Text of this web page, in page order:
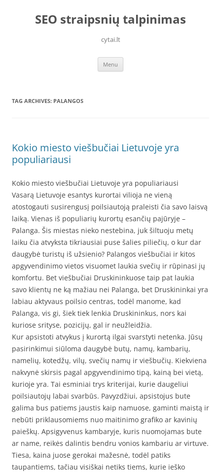
contentSEO straipsnių talpinimas
cytai.lt
Menu
TAG ARCHIVES: PALANGOS
Kokio miesto viešbučiai Lietuvoje yra
populiariausi
Kokio miesto viešbučiai Lietuvoje yra populiariausi
Vasarą Lietuvoje esantys kurortai vilioja ne vieną
atostogauti susirengusį poilsiautoją praleisti čia savo laisvą
laiką. Vienas iš populiarių kurortų esančių pajūryje –
Palanga. Šis miestas nieko nestebina, juk šiltuoju metų
laiku čia atvyksta tikriausiai puse šalies piliečių, o kur dar
daugybė turistų iš užsienio? Palangos viešbučiai ir kitos
apgyvendinimo vietos visuomet laukia svečių ir rūpinasi jų
komfortu. Bet viešbučiai Druskininkuose taip pat laukia
savo klientų ne ką mažiau nei Palanga, bet Druskininkai yra
labiau aktyvaus poilsio centras, todėl manome, kad
Palanga, vis gi, šiek tiek lenkia Druskininkus, nors kai
kuriose srityse, pozicijų, gal ir neužleidžia.
Kur apsistoti atvykus į kurortą ilgai svarstyti netenka. Jūsų
pasirinkimui siūloma daugybė butų, namų, kambarių,
namelių, kotedžų, vilų, svečių namų ir viešbučių. Kiekviena
nakvynė skirsis pagal apgyvendinimo tipą, kainą bei vietą,
kurioje yra. Tai esminiai trys kriterijai, kurie daugeliui
poilsiautojų labai svarbūs. Pavyzdžiui, apsistojus bute
galima bus patiems jaustis kaip namuose, gaminti maistą ir
nebūti priklausomiems nuo maitinimo grafiko ar kavinių
paieškų. Apsigyvenus kambaryje, kuris nuomojamas bute
ar name, reikės dalintis bendru vonios kambariu ar virtuve.
Tiesa, kaina juose gerokai mažesnė, todėl patiks
taupantiems, tačiau visiškai netiks tiems, kurie ieško